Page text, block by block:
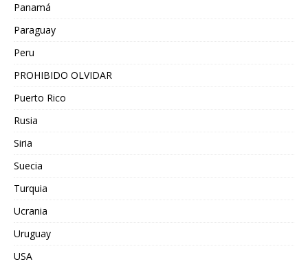
Panamá
Paraguay
Peru
PROHIBIDO OLVIDAR
Puerto Rico
Rusia
Siria
Suecia
Turquia
Ucrania
Uruguay
USA